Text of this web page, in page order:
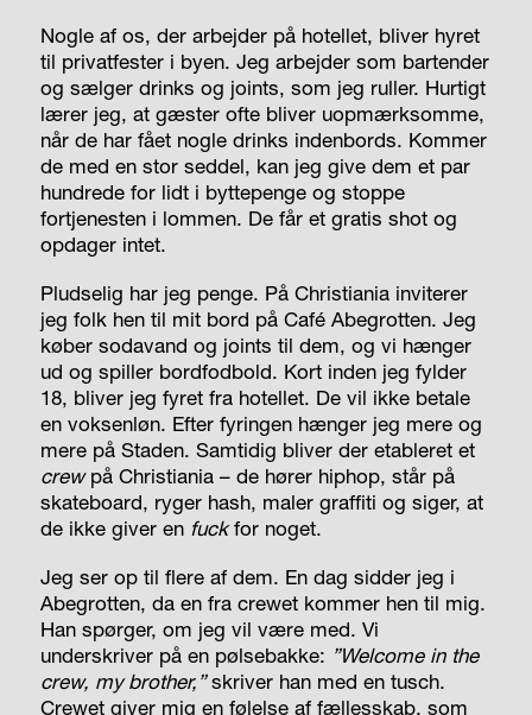
Nogle af os, der arbejder på hotellet, bliver hyret
til privatfester i byen. Jeg arbejder som bartender
og sælger drinks og joints, som jeg ruller. Hurtigt
lærer jeg, at gæster ofte bliver uopmærksomme,
når de har fået nogle drinks indenbords. Kommer
de med en stor seddel, kan jeg give dem et par
hundrede for lidt i byttepenge og stoppe
fortjenesten i lommen. De får et gratis shot og
opdager intet.
Pludselig har jeg penge. På Christiania inviterer
jeg folk hen til mit bord på Café Abegrotten. Jeg
køber sodavand og joints til dem, og vi hænger
ud og spiller bordfodbold. Kort inden jeg fylder
18, bliver jeg fyret fra hotellet. De vil ikke betale
en voksenløn. Efter fyringen hænger jeg mere og
mere på Staden. Samtidig bliver der etableret et
crewpå Christiania – de hører hiphop, står på
skateboard, ryger hash, maler graffiti og siger, at
de ikke giver en fuckfor noget.
Jeg ser op til flere af dem. En dag sidder jeg i
Abegrotten, da en fra crewet kommer hen til mig.
Han spørger, om jeg vil være med. Vi
underskriver på en pølsebakke: ”Welcome in the
crew, my brother,”skriver han med en tusch.
Crewet giver mig en følelse af fællesskab, som